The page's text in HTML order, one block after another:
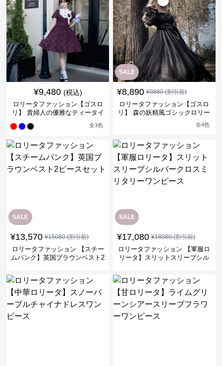
¥9,480 (税込)
ロリータファッション【ゴスロ
リ】 貴婦人の優雅なティータイ
全3色
SALE
¥8,890 ¥9880(割引前)
ロリータファッション【ゴスロ
リ】 森の妖精風ゴシックロリー
全4色
SALE
¥13,570 ¥15080(割引前)
ロリータファッション 【スチー
ムパンク】英国ブラウンベスト2
SALE
¥17,080 ¥18080(割引前)
ロリータファッション 【軍服ロ
リータ】スリットスリーブシル